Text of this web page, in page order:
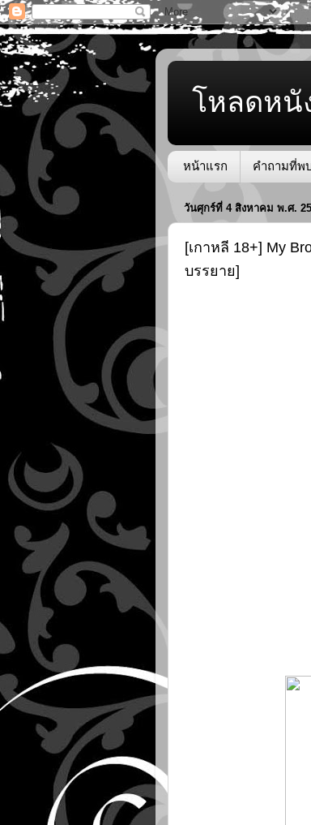
โหลดหนั
หน้าแรก คำถามที่พ
วันศุกร์ที่ 4 สิงหาคม พ.ศ.
[เกาหลี 18+] My
บรรยาย]